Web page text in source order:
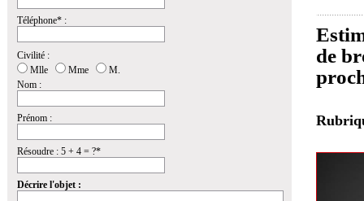
Téléphone* :
Civilité :
Mlle
Mme
M.
Nom :
Prénom :
Résoudre : 5 + 4 = ?*
Décrire l'objet :
de